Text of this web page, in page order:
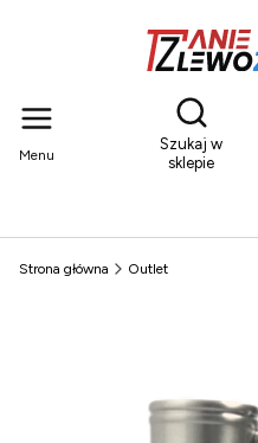
Menu
Otwórz
Szukaj w
sklepie
Strona główna Outlet